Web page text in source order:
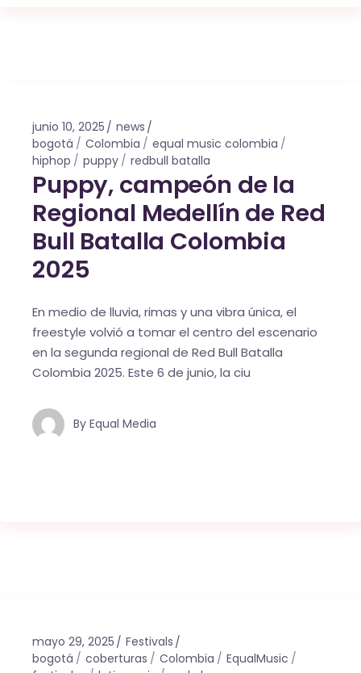
junio 10, 2025
news
bogotá
Colombia
equal music colombia
hiphop
puppy redbull batalla
Puppy, campeón de la
Regional Medellín de Red
Bull Batalla Colombia
2025
En medio de lluvia, rimas y una vibra única, el
freestyle volvió a tomar el centro del escenario
en la segunda regional de Red Bull Batalla
Colombia 2025. Este 6 de junio, la ciu
By Equal Media
mayo 29, 2025
Festivals
bogotá
coberturas Colombia
EqualMusic